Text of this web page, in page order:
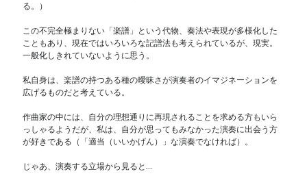
る。）
この不完全極まりない「楽譜」という代物、奏法や表現が多様化した
こともあり、現在ではいろいろな記譜法も考えられているが、現実。
一般化しきれていないように思う。
私自身は、楽譜の持つある種の曖昧さが演奏者のイマジネーションを
広げるものだと考えている。
作曲家の中には、自分の理想通りに再現されることを求める方もいら
っしゃるようだが、私は、自分が思ってもみなかった演奏に出会う方
が好きである（「適当（いいかげん）」な演奏でなければ）。
じゃあ、演奏する立場から見ると…